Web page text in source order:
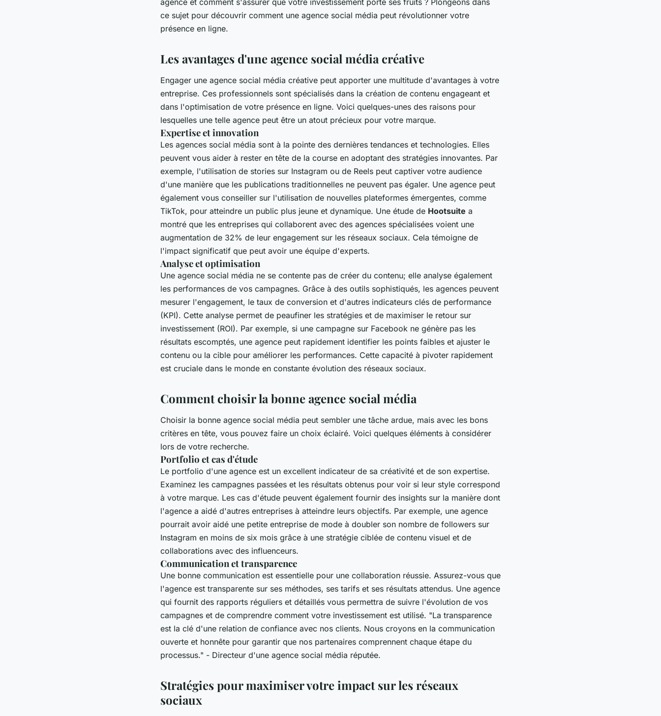
agence et comment s'assurer que votre investissement porte ses fruits ? Plongeons dans
ce sujet pour découvrir comment une agence social média peut révolutionner votre
présence en ligne.
Les avantages d'une agence social média créative
Engager une agence social média créative peut apporter une multitude d'avantages à votre
entreprise. Ces professionnels sont spécialisés dans la création de contenu engageant et
dans l'optimisation de votre présence en ligne. Voici quelques-unes des raisons pour
lesquelles une telle agence peut être un atout précieux pour votre marque.
Expertise et innovation
Les agences social média sont à la pointe des dernières tendances et technologies. Elles
peuvent vous aider à rester en tête de la course en adoptant des stratégies innovantes. Par
exemple, l'utilisation de stories sur Instagram ou de Reels peut captiver votre audience
d'une manière que les publications traditionnelles ne peuvent pas égaler. Une agence peut
également vous conseiller sur l'utilisation de nouvelles plateformes émergentes, comme
TikTok, pour atteindre un public plus jeune et dynamique. Une étude de Hootsuite a
montré que les entreprises qui collaborent avec des agences spécialisées voient une
augmentation de 32% de leur engagement sur les réseaux sociaux. Cela témoigne de
l'impact significatif que peut avoir une équipe d'experts.
Analyse et optimisation
Une agence social média ne se contente pas de créer du contenu; elle analyse également
les performances de vos campagnes. Grâce à des outils sophistiqués, les agences peuvent
mesurer l'engagement, le taux de conversion et d'autres indicateurs clés de performance
(KPI). Cette analyse permet de peaufiner les stratégies et de maximiser le retour sur
investissement (ROI). Par exemple, si une campagne sur Facebook ne génère pas les
résultats escomptés, une agence peut rapidement identifier les points faibles et ajuster le
contenu ou la cible pour améliorer les performances. Cette capacité à pivoter rapidement
est cruciale dans le monde en constante évolution des réseaux sociaux.
Comment choisir la bonne agence social média
Choisir la bonne agence social média peut sembler une tâche ardue, mais avec les bons
critères en tête, vous pouvez faire un choix éclairé. Voici quelques éléments à considérer
lors de votre recherche.
Portfolio et cas d'étude
Le portfolio d'une agence est un excellent indicateur de sa créativité et de son expertise.
Examinez les campagnes passées et les résultats obtenus pour voir si leur style correspond
à votre marque. Les cas d'étude peuvent également fournir des insights sur la manière dont
l'agence a aidé d'autres entreprises à atteindre leurs objectifs. Par exemple, une agence
pourrait avoir aidé une petite entreprise de mode à doubler son nombre de followers sur
Instagram en moins de six mois grâce à une stratégie ciblée de contenu visuel et de
collaborations avec des influenceurs.
Communication et transparence
Une bonne communication est essentielle pour une collaboration réussie. Assurez-vous que
l'agence est transparente sur ses méthodes, ses tarifs et ses résultats attendus. Une agence
qui fournit des rapports réguliers et détaillés vous permettra de suivre l'évolution de vos
campagnes et de comprendre comment votre investissement est utilisé. "La transparence
est la clé d'une relation de confiance avec nos clients. Nous croyons en la communication
ouverte et honnête pour garantir que nos partenaires comprennent chaque étape du
processus." - Directeur d'une agence social média réputée.
Stratégies pour maximiser votre impact sur les réseaux
sociaux